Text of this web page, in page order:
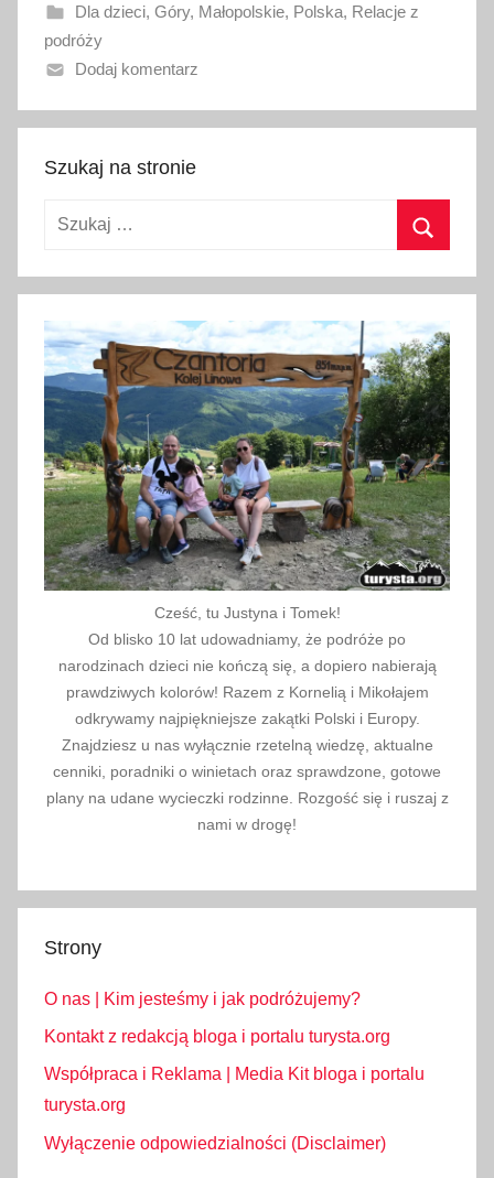
a
n
o
1
s
p
i
a
2
2
0
Dla dzieci, Góry, Małopolskie, Polska, Relacje z
podróży
Dodaj komentarz
Szukaj na stronie
Szukaj:
Cześć, tu Justyna i Tomek!
Od blisko 10 lat udowadniamy, że podróże po
narodzinach dzieci nie kończą się, a dopiero nabierają
prawdziwych kolorów! Razem z Kornelią i Mikołajem
odkrywamy najpiękniejsze zakątki Polski i Europy.
Znajdziesz u nas wyłącznie rzetelną wiedzę, aktualne
cenniki, poradniki o winietach oraz sprawdzone, gotowe
plany na udane wycieczki rodzinne. Rozgość się i ruszaj z
nami w drogę!
Strony
O nas | Kim jesteśmy i jak podróżujemy?
Kontakt z redakcją bloga i portalu turysta.org
Współpraca i Reklama | Media Kit bloga i portalu
turysta.org
Wyłączenie odpowiedzialności (Disclaimer)